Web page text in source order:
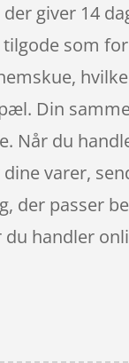
giver 14
som
Din
Når du
varer,
der passer
handler